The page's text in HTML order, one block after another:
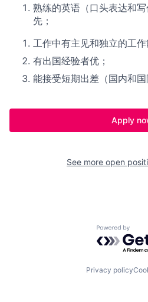
熟练的英语（口头表达和
先；
工作中有主见和独立的工作
有出国经验者优；
能接受短期出差（国内和国
Apply
See more open
Powered
Privacy policy